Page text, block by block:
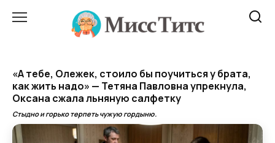
«А тебе, Олежек, стоило бы поучиться у брата,
как жить надо» — Тетяна Павловна упрекнула,
Оксана сжала льняную салфетку
Стыдно и горько терпеть чужую гордыню.